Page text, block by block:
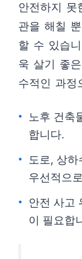
안전하지 못
관을 해칠
할 수 있습
욱 살기 좋
수적인 과정
노후 건축
합니다.
도로, 상
우선적으
안전 사고
이 필요합